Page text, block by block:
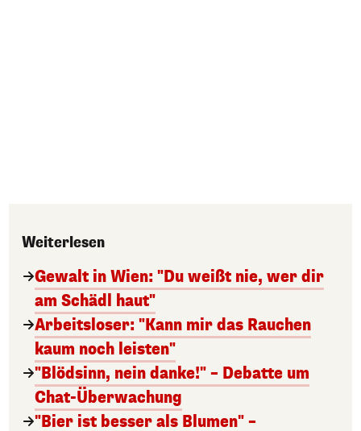
Weiterlesen
Gewalt in Wien: "Du weißt nie, wer dir
am Schädl haut"
Arbeitsloser: "Kann mir das Rauchen
kaum noch leisten"
"Blödsinn, nein danke!" – Debatte um
Chat-Überwachung
"Bier ist besser als Blumen" –